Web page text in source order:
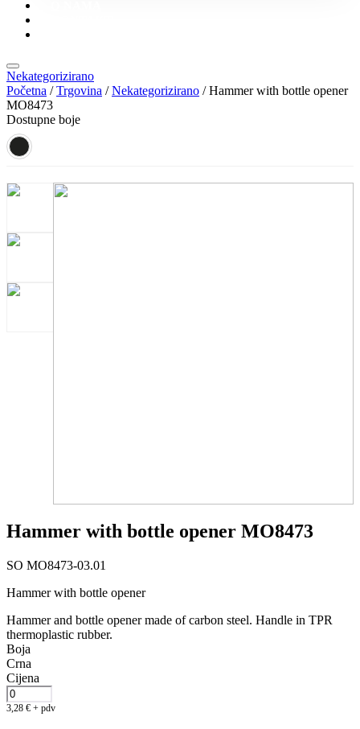
Nekategorizirano
Početna /Trgovina /Nekategorizirano / Hammer with bottle opener
MO8473
Dostupne boje
Hammer with bottle opener MO8473
SO MO8473-03.01
Hammer with bottle opener
Hammer and bottle opener made of carbon steel. Handle in TPR
thermoplastic rubber.
Boja
Crna
Cijena
3,28 € + pdv